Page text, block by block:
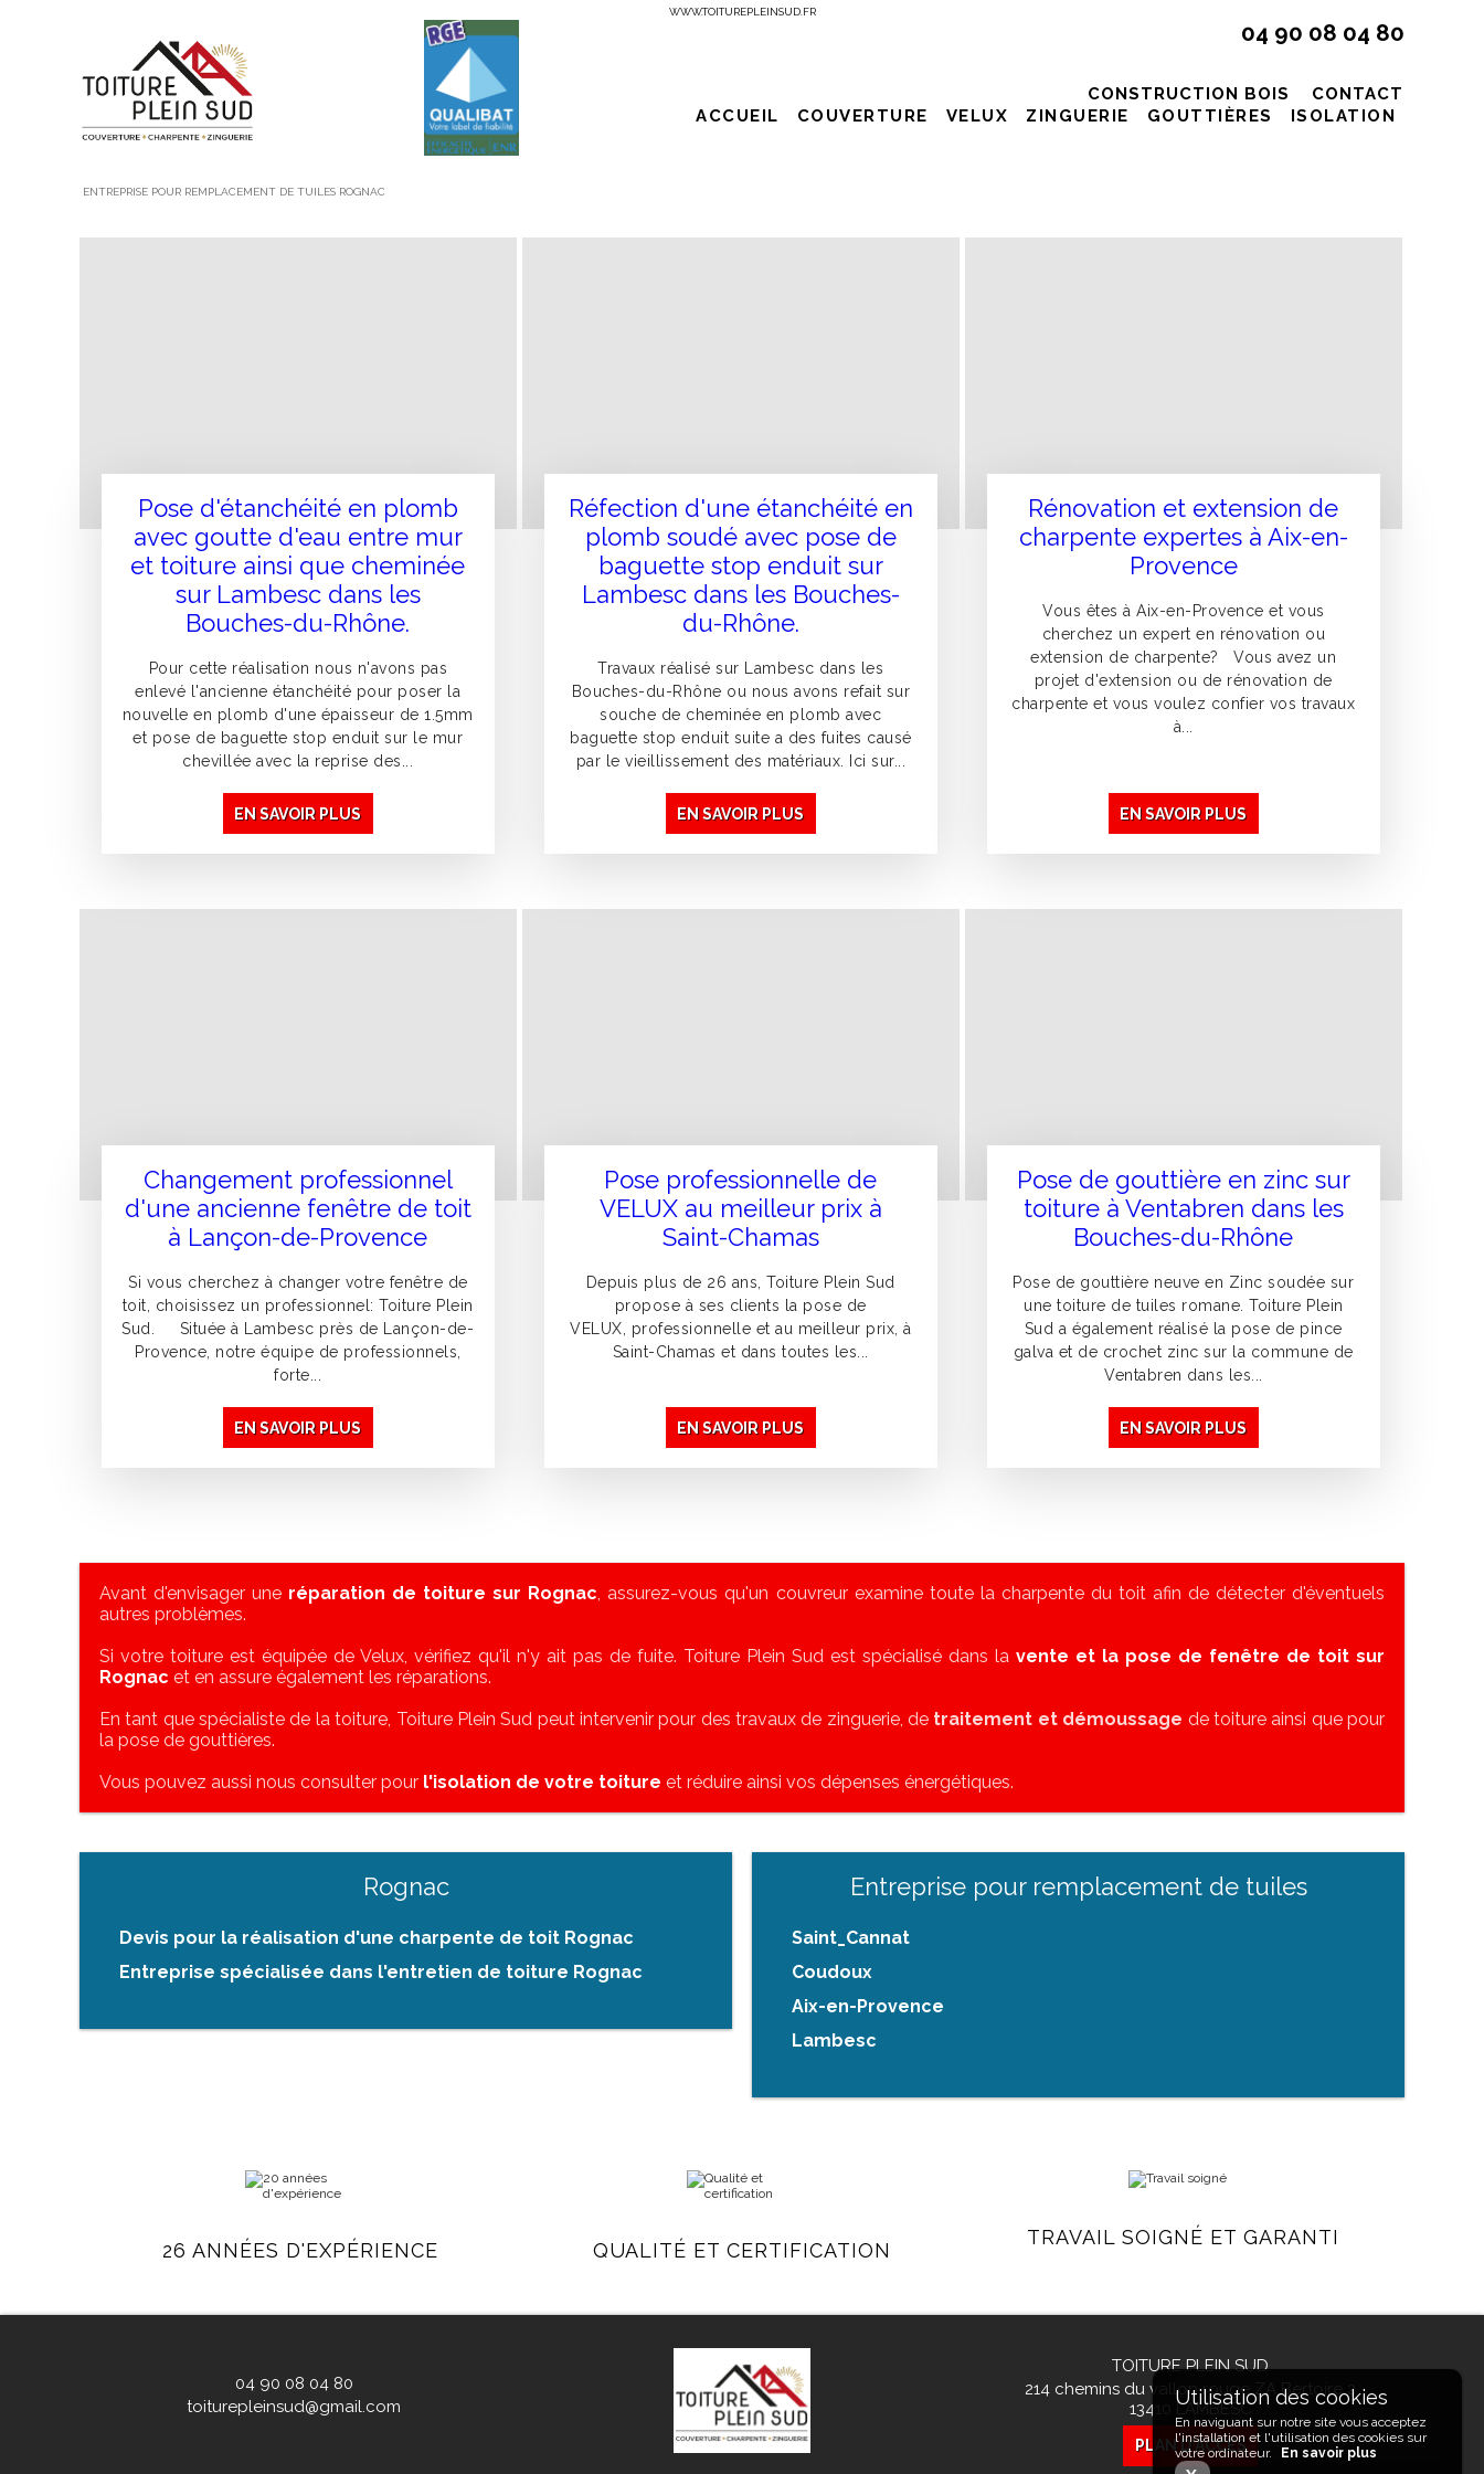
WWW.TOITUREPLEINSUD.FR
04 90 08 04 80
CONSTRUCTION BOIS
CONTACT
ACCUEIL
COUVERTURE VELUX ZINGUERIE GOUTTIÈRES ISOLATION
ENTREPRISE POUR REMPLACEMENT DE TUILES ROGNAC
Pose d'étanchéité en plomb
avec goutte d'eau entre mur
et toiture ainsi que cheminée
sur Lambesc dans les
Bouches-du-Rhône.
Pour cette réalisation nous n'avons pas
enlevé l'ancienne étanchéité pour poser la
nouvelle en plomb d'une épaisseur de 1.5mm
et pose de baguette stop enduit sur le mur
chevillée avec la reprise des...
EN SAVOIR PLUS
Réfection d'une étanchéité en
plomb soudé avec pose de
baguette stop enduit sur
Lambesc dans les Bouches-
du-Rhône.
Travaux réalisé sur Lambesc dans les
Bouches-du-Rhône ou nous avons refait sur
souche de cheminée en plomb avec
baguette stop enduit suite a des fuites causé
par le vieillissement des matériaux. Ici sur...
EN SAVOIR PLUS
Rénovation et extension de
charpente expertes à Aix-en-
Provence
Vous êtes à Aix-en-Provence et vous
cherchez un expert en rénovation ou
extension de charpente? Vous avez un
projet d'extension ou de rénovation de
charpente et vous voulez confier vos travaux
à...
EN SAVOIR PLUS
Changement professionnel
d'une ancienne fenêtre de toit
à Lançon-de-Provence
Si vous cherchez à changer votre fenêtre de
toit, choisissez un professionnel: Toiture Plein
Sud. Située à Lambesc près de Lançon-de-
Provence, notre équipe de professionnels,
forte...
EN SAVOIR PLUS
Pose professionnelle de
VELUX au meilleur prix à
Saint-Chamas
Depuis plus de 26 ans, Toiture Plein Sud
propose à ses clients la pose de
VELUX, professionnelle et au meilleur prix, à
Saint-Chamas et dans toutes les...
EN SAVOIR PLUS
Pose de gouttière en zinc sur
toiture à Ventabren dans les
Bouches-du-Rhône
Pose de gouttière neuve en Zinc soudée sur
une toiture de tuiles romane. Toiture Plein
Sud a également réalisé la pose de pince
galva et de crochet zinc sur la commune de
Ventabren dans les...
EN SAVOIR PLUS
Avant d'envisager une réparation de toiture sur Rognac, assurez-vous qu'un couvreur examine toute la charpente du toit afin de détecter d'éventuels
autres problèmes.
Si votre toiture est équipée de Velux, vérifiez qu'il n'y ait pas de fuite. Toiture Plein Sud est spécialisé dans la vente et la pose de fenêtre de toit sur
Rognac et en assure également les réparations.
En tant que spécialiste de la toiture, Toiture Plein Sud peut intervenir pour des travaux de zinguerie, de traitement et démoussage de toiture ainsi que pour
la pose de gouttières.
Vous pouvez aussi nous consulter pour l'isolation de votre toiture et réduire ainsi vos dépenses énergétiques.
Rognac
Devis pour la réalisation d'une charpente de toit Rognac
Entreprise spécialisée dans l'entretien de toiture Rognac
Entreprise pour remplacement de tuiles
Saint_Cannat
Coudoux
Aix-en-Provence
Lambesc
26 ANNÉES D'EXPÉRIENCE QUALITÉ ET CERTIFICATION
TRAVAIL SOIGNÉ ET GARANTI
04 90 08 04 80
toiturepleinsud@gmail.com
TOITURE PLEIN SUD
214 chemins du vallon rouge ZA Bertoire 2
13410
LAMBESC
PLAN D'ACCÉS
En naviguant sur notre site vous acceptez
l'installation et l'utilisation des cookies sur
votre ordinateur.
En savoir plus